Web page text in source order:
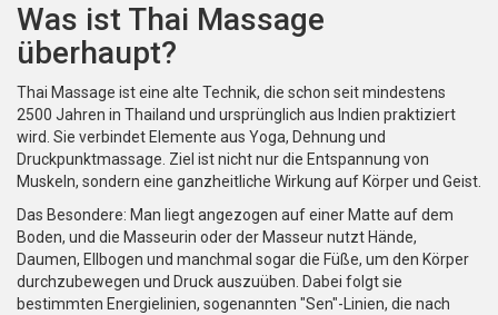
Was ist Thai Massage
überhaupt?
Thai Massage ist eine alte Technik, die schon seit mindestens
2500 Jahren in Thailand und ursprünglich aus Indien praktiziert
wird. Sie verbindet Elemente aus Yoga, Dehnung und
Druckpunktmassage. Ziel ist nicht nur die Entspannung von
Muskeln, sondern eine ganzheitliche Wirkung auf Körper und Geist.
Das Besondere: Man liegt angezogen auf einer Matte auf dem
Boden, und die Masseurin oder der Masseur nutzt Hände,
Daumen, Ellbogen und manchmal sogar die Füße, um den Körper
durchzubewegen und Druck auszuüben. Dabei folgt sie
bestimmten Energielinien, sogenannten "Sen"-Linien, die nach